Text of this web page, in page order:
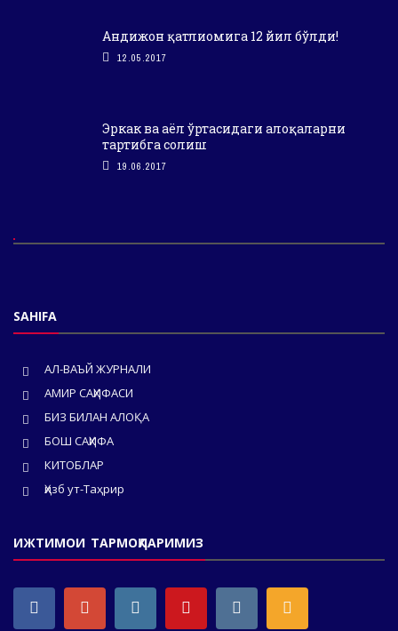
Андижон қатлиомига 12 йил бўлди!
12.05.2017
Эркак ва аёл ўртасидаги алоқаларни
тартибга солиш
19.06.2017
SAHIFA
АЛ-ВАЪЙ ЖУРНАЛИ
АМИР САҲИФАСИ
БИЗ БИЛАН АЛОҚА
БОШ САҲИФА
КИТОБЛАР
Ҳизб ут-Таҳрир
ИЖТИМОИ ТАРМОҚЛАРИМИЗ